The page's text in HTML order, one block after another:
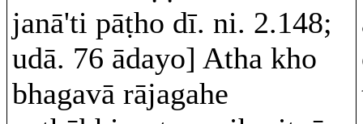
janā'ti pāṭho dī. ni. 2.148;
udā. 76 ādayo] Atha kho
bhagavā rājagahe